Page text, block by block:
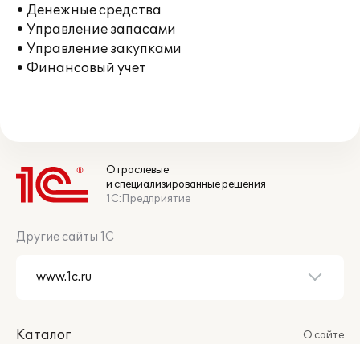
• Денежные средства
• Управление запасами
• Управление закупками
• Финансовый учет
Отраслевые
и специализированные решения
1С:Предприятие
Другие сайты 1С
Каталог
О сайте